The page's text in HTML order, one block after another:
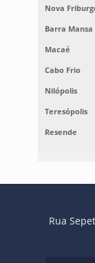
Nova
Barra Mansa
Macaé
Cabo Frio
Nilópolis
Teresópolis
Resende
Rua